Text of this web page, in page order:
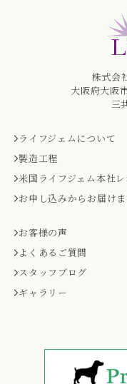
株式会
大阪府大阪
三
ライフジェムについて
製造工程
米国ライフジェム本社レ
お申し込みからお届け
お客様の声
よくあるご質問
スタッフブログ
ギャラリー